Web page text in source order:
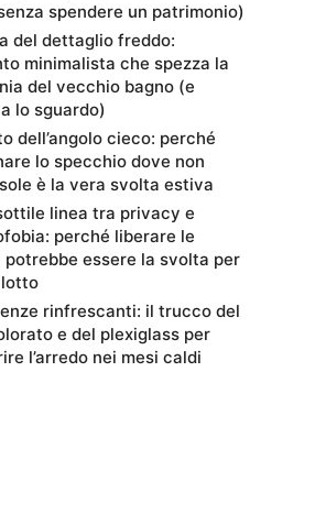
spendere un patrimonio)
del dettaglio freddo:
minimalista che spezza la
del vecchio bagno (e
lo sguardo)
dell’angolo cieco: perché
lo specchio dove non
è la vera svolta estiva
linea tra privacy e
perché liberare le
essere la svolta per
rinfrescanti: il trucco del
e del plexiglass per
l’arredo nei mesi caldi